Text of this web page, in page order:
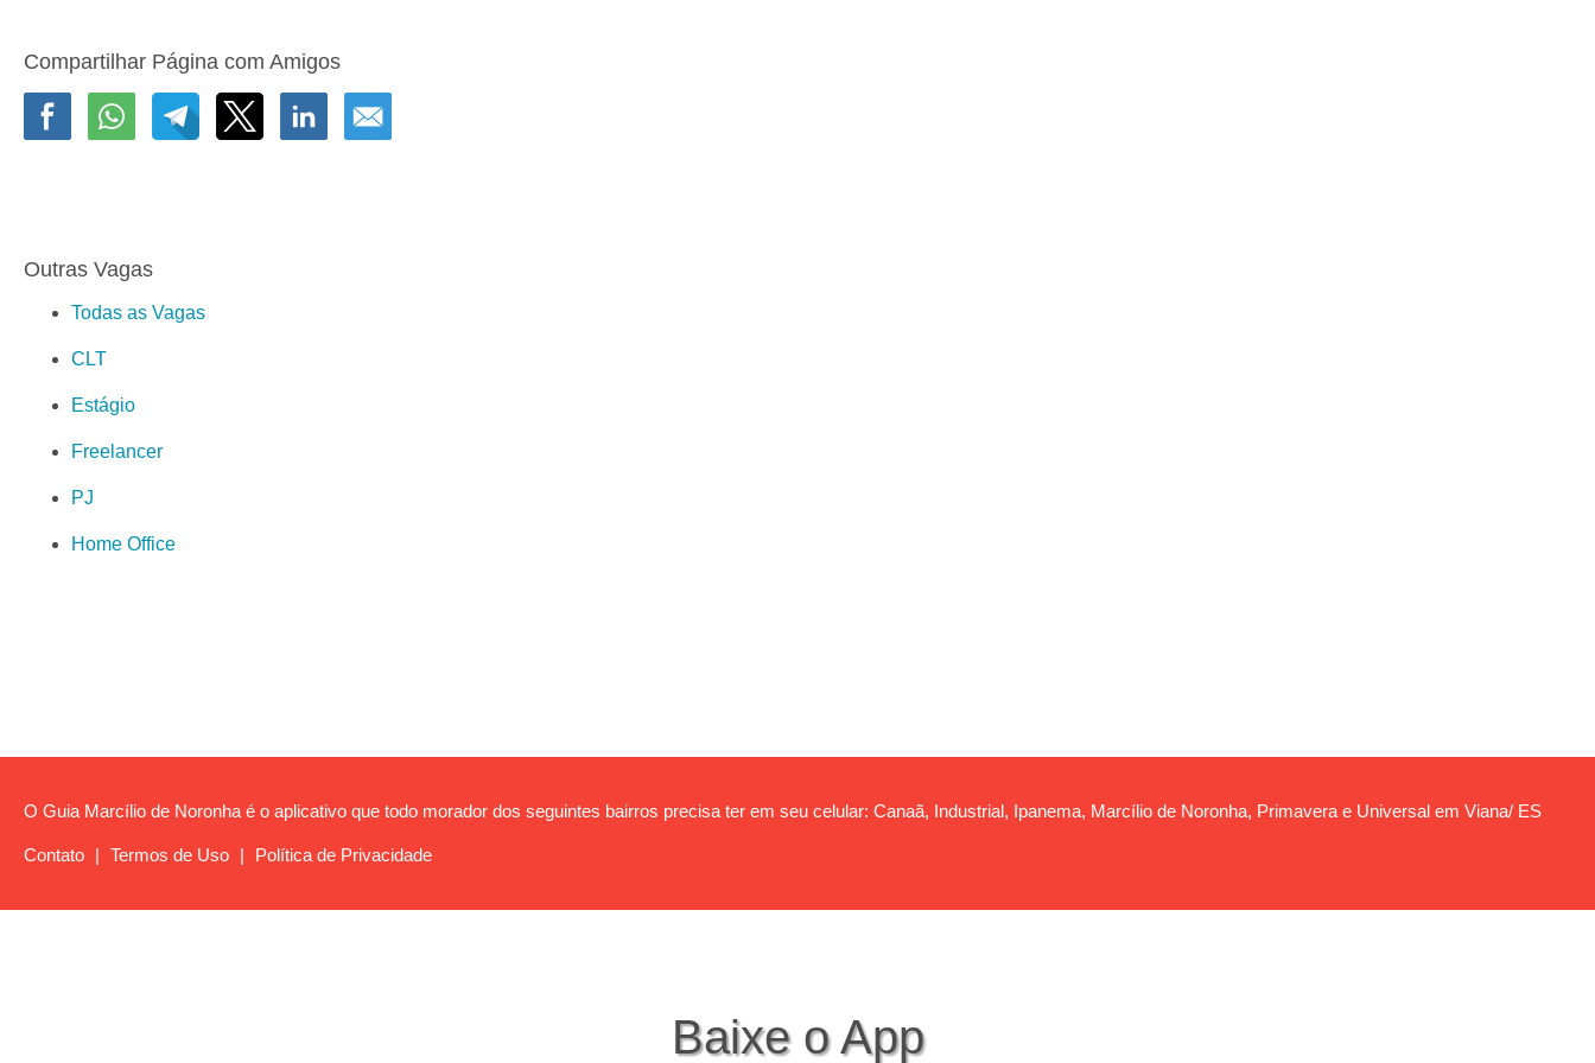
Compartilhar Página com Amigos
Outras Vagas
Todas as Vagas
CLT
Estágio
Freelancer
PJ
Home Office
O Guia Marcílio de Noronha é o aplicativo que todo morador dos seguintes bairros precisa ter em seu celular: Canaã, Industrial, Ipanema, Marcílio de Noronha, Primavera e Universal em Viana/ ES
Contato | Termos de Uso | Política de Privacidade
Baixe o App